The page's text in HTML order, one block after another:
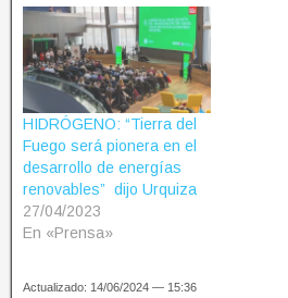
HIDRÓGENO: “Tierra del
Fuego será pionera en el
desarrollo de energías
renovables” dijo Urquiza
27/04/2023
En «Prensa»
Actualizado: 14/06/2024 — 15:36